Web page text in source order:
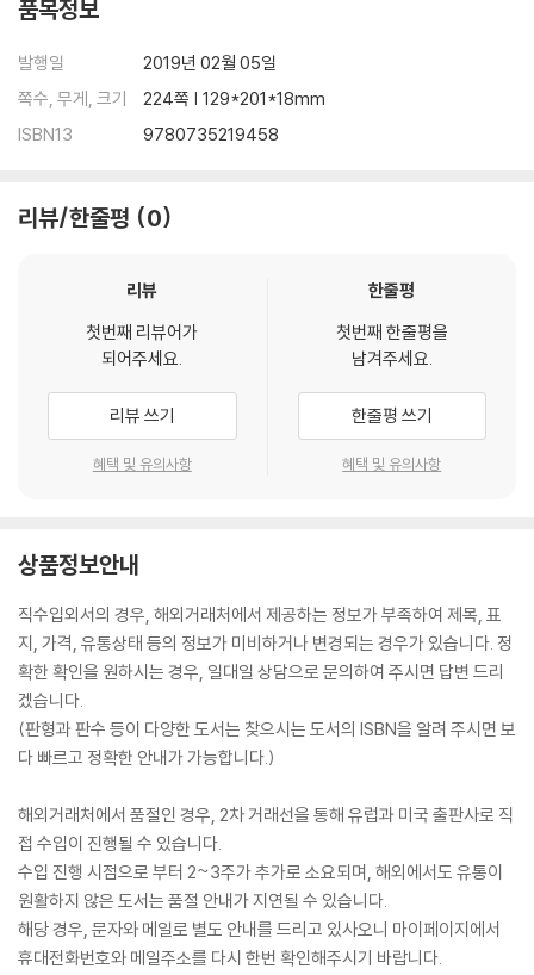
품목정보
발행일
2019년 02월 05일
쪽수, 무게, 크기
224쪽 | 129*201*18mm
ISBN13
9780735219458
리뷰/한줄평 0
리뷰
첫번째 리뷰어가
되어주세요.
리뷰 쓰기
혜택 및 유의사항
한줄평
첫번째 한줄평을
남겨주세요.
한줄평 쓰기
혜택 및 유의사항
상품정보안내
직수입외서의 경우, 해외거래처에서 제공하는 정보가 부족하여 제목, 표
지, 가격, 유통상태 등의 정보가 미비하거나 변경되는 경우가 있습니다. 정
확한 확인을 원하시는 경우, 일대일 상담으로 문의하여 주시면 답변 드리
겠습니다.
(판형과 판수 등이 다양한 도서는 찾으시는 도서의 ISBN을 알려 주시면 보
다 빠르고 정확한 안내가 가능합니다.)
해외거래처에서 품절인 경우, 2차 거래선을 통해 유럽과 미국 출판사로 직
접 수입이 진행될 수 있습니다.
수입 진행 시점으로 부터 2~3주가 추가로 소요되며, 해외에서도 유통이
원활하지 않은 도서는 품절 안내가 지연될 수 있습니다.
해당 경우, 문자와 메일로 별도 안내를 드리고 있사오니 마이페이지에서
휴대전화번호와 메일주소를 다시 한번 확인해주시기 바랍니다.